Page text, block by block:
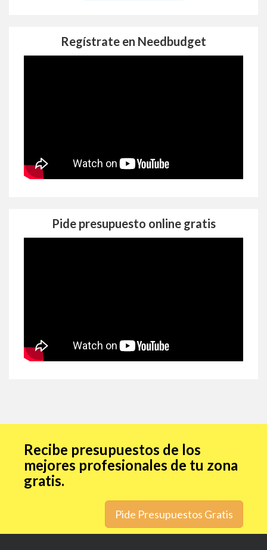
Regístrate en Needbudget
Pide presupuesto online gratis
Recibe presupuestos de los
mejores profesionales de tu zona
gratis.
Pide Presupuestos Gratis